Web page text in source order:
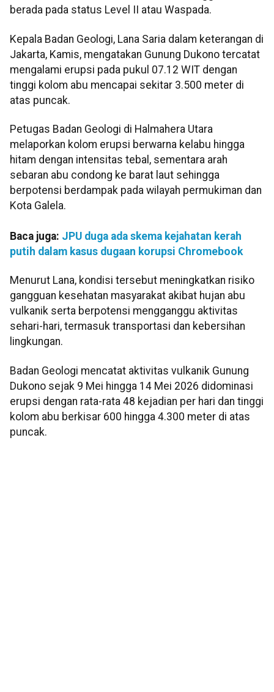
berada pada status Level II atau Waspada.
Kepala Badan Geologi, Lana Saria dalam keterangan di
Jakarta, Kamis, mengatakan Gunung Dukono tercatat
mengalami erupsi pada pukul 07.12 WIT dengan
tinggi kolom abu mencapai sekitar 3.500 meter di
atas puncak.
Petugas Badan Geologi di Halmahera Utara
melaporkan kolom erupsi berwarna kelabu hingga
hitam dengan intensitas tebal, sementara arah
sebaran abu condong ke barat laut sehingga
berpotensi berdampak pada wilayah permukiman dan
Kota Galela.
Baca juga: JPU duga ada skema kejahatan kerah
putih dalam kasus dugaan korupsi Chromebook
Menurut Lana, kondisi tersebut meningkatkan risiko
gangguan kesehatan masyarakat akibat hujan abu
vulkanik serta berpotensi mengganggu aktivitas
sehari-hari, termasuk transportasi dan kebersihan
lingkungan.
Badan Geologi mencatat aktivitas vulkanik Gunung
Dukono sejak 9 Mei hingga 14 Mei 2026 didominasi
erupsi dengan rata-rata 48 kejadian per hari dan tinggi
kolom abu berkisar 600 hingga 4.300 meter di atas
puncak.